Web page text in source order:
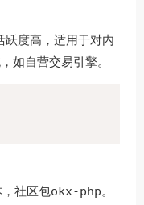
跃度高，适用于对内
如自营交易引擎。
，社区包okx-php。